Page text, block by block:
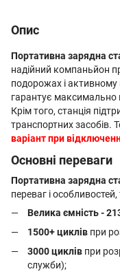
Опис
Портативна зарядна
надійний компаньйон
подорожах і активному
гарантує
Крім того, станція
транспортних засобів.
варіант при
Основні переваги
Портативна зарядна
переваг і
Велика ємність -
1500+ циклів при
3000 циклів при
служби);